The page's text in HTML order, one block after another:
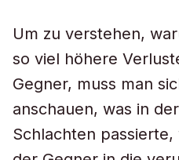
Um zu verstehen,
so viel höhere
Gegner, muss man
anschauen, was in
Schlachten